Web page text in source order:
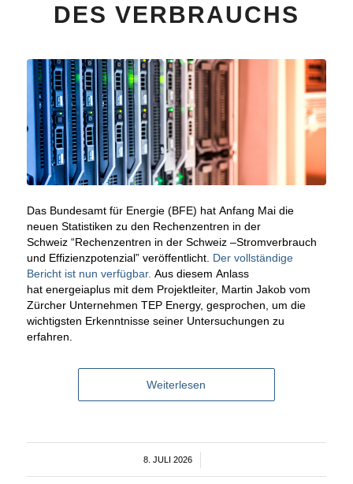
DES VERBRAUCHS
Das Bundesamt für Energie (BFE) hat Anfang Mai die
neuen Statistiken zu den Rechenzentren in der
Schweiz “Rechenzentren in der Schweiz –Stromverbrauch
und Effizienzpotenzial” veröffentlicht. Der vollständige
Bericht ist nun verfügbar. Aus diesem Anlass
hat energeiaplus mit dem Projektleiter, Martin Jakob vom
Zürcher Unternehmen TEP Energy, gesprochen, um die
wichtigsten Erkenntnisse seiner Untersuchungen zu
erfahren.
Weiterlesen
8. JULI 2026